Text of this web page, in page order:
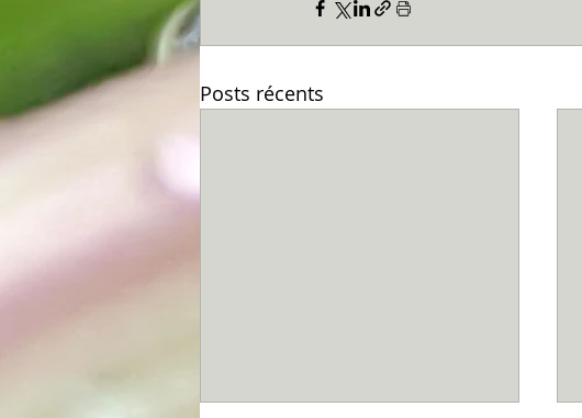
Posts récents